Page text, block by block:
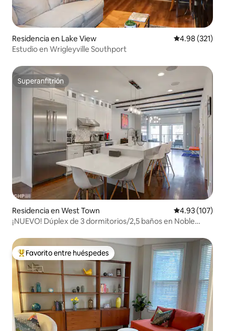
Residencia en Lake View Calificación
4.98 (321)
Estudio en Wrigleyville Southport
Superanfitrión
Superanfitrión
Residencia en West Town Calificación
4.93 (107)
¡NUEVO! Dúplex de 3 dormitorios/2,5 baños en Noble
De los mejores en Favorito entre huéspedes
Favorito entre huéspedes